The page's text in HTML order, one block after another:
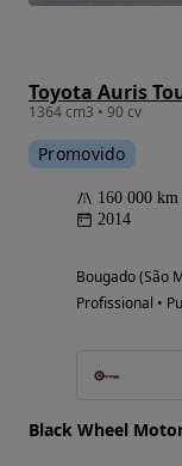
1364 cm3 • 90 cv
Promovido
160 000 km
2014
Bougado (São
Profissional •
Black Wheel